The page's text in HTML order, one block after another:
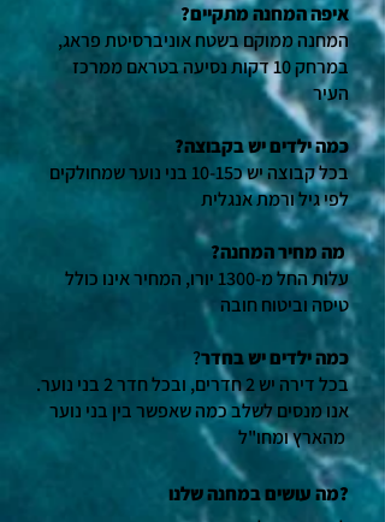
?איפה המחנה מתקיים
המחנה ממוקם בשטח אוניברסיטת פראג,
במרחק 10 דקות נסיעה בטראם ממרכז
העיר
?כמה ילדים יש בקבוצה
בכל קבוצה יש כ10-15 בני נוער שמחולקים
לפי גיל ורמת אנגלית
?מה מחיר המחנה
טיסה וביטוח חובה
כמה ילדים יש בחדר
בכל דירה יש 2 חדרים, ובכל חדר 2 בני נוער.
אנו מנסים לשלב כמה שאפשר בין בני נוער
מה עושים במחנה שלנו?